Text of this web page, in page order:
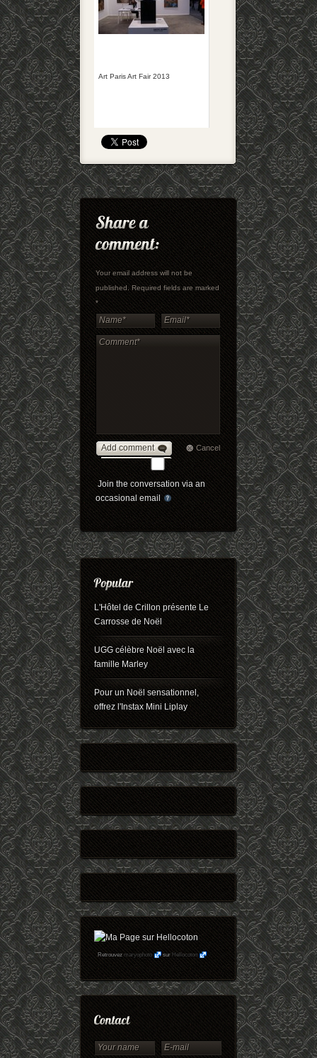
Art Paris Art Fair 2013
Your email address will not be
published. Required fields are marked
*
Add comment Cancel
Join the conversation via an
occasional email
L'Hôtel de Crillon présente Le
Carrosse de Noël
UGG célèbre Noël avec la
famille Marley
Pour un Noël sensationnel,
offrez l'Instax Mini Liplay
Retrouvezmaryophoto surHellocoton